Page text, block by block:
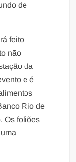
de
feito
não
da
e é
Rio de
Os foliões